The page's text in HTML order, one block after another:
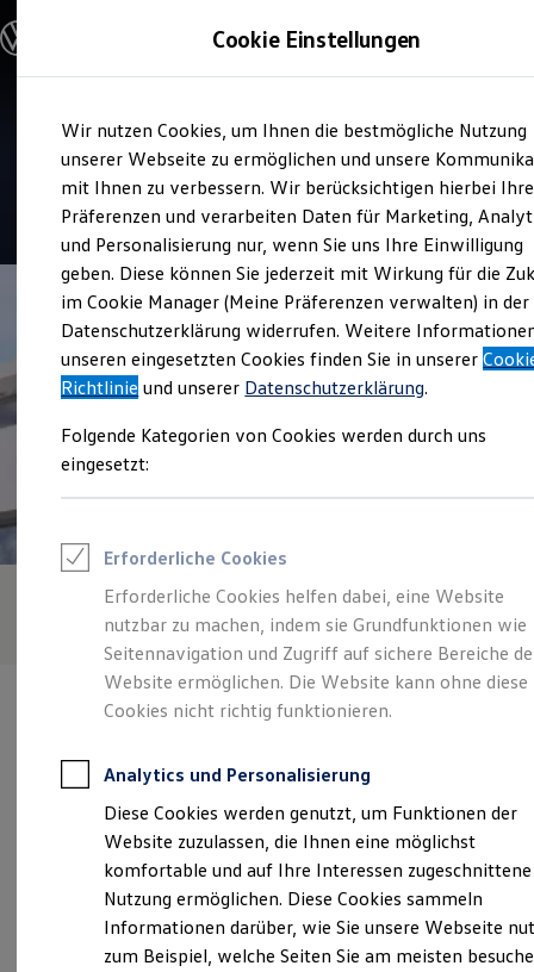
Hauptinhalt
springen
Footer
springen
Modelle & Konfigurator
Nutzfahrzeugkategorien entdecken
Modelle konfigurieren
Vorgängermodelle und Oldtimer
Vorgängermodelle
Oldtimer
Bulli Historie
Branchenlösungen & Gewerbekunden
Umbaulösungen und Hersteller finden
Auf- und Umbauten entdecken & konfigurieren
Groß- und Sonderkunden
Großkunden
Kommunen & Behörden
Journalisten
Sportvereine
Branchenlösungen
Gewerbliche Personenbeförderung
Service & mobile Werkstätten
Kühlfahrzeuge
ONE Business ID Vorteile
Fahrzeugsuche & Marktplatz
Fahrzeugsuche
Fahrzeuge online kaufen
Digitaler Marktplatz
Kauf & Finanzierung
Online-Fahrzeugbewertung
Aktionen & Angebote
Für Gewerbekunden
Profi Paket
TopDeal
Gebrauchtwagen
ProfiPartner für Gebrauchtwagen
Zertifizierte Gebrauchtwagen
Finanzierung
Für Privatkunden
Für Gewerbekunden
Service
Autohaus Weinhold
4.8| 57 Bewertungen
Verantwortlich für die Inhalte auf dieser Seite ist die Autohaus
Weinhold GmbH (Impressum & Rechtliches)
Cookie Einstellungen
Wir nutzen Cookies, um Ihnen die bestmögliche Nutzung
unserer Webseite zu ermöglichen und unsere
mit Ihnen zu verbessern. Wir berücksichtigen hierbei Ihre
Präferenzen und verarbeiten Daten für Marketing,
und Personalisierung nur, wenn Sie uns Ihre Einwilligung
geben. Diese können Sie jederzeit mit Wirkung für die
im Cookie Manager (Meine Präferenzen verwalten) in der
Datenschutzerklärung widerrufen. Weitere
unseren eingesetzten Cookies finden Sie in unserer
Richtlinie und unserer Datenschutzerklärung.
Folgende Kategorien von Cookies werden durch uns
eingesetzt:
Erforderliche Cookies
Erforderliche Cookies helfen dabei, eine Website
nutzbar zu machen, indem sie Grundfunktionen wie
Seitennavigation und Zugriff auf sichere Bereiche
Website ermöglichen. Die Website kann ohne diese
Cookies nicht richtig funktionieren.
Analytics und Personalisierung
Diese Cookies werden genutzt, um Funktionen der
Website zuzulassen, die Ihnen eine möglichst
komfortable und auf Ihre Interessen zugeschnittene
Nutzung ermöglichen. Diese Cookies sammeln
Informationen darüber, wie Sie unsere Webseite
zum Beispiel, welche Seiten Sie am meisten